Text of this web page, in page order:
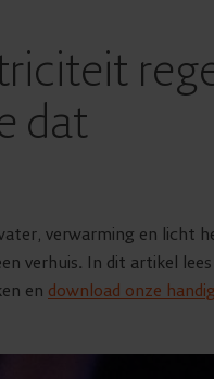
dat
verwarming en licht
verhuis. In dit artikel
en download onze